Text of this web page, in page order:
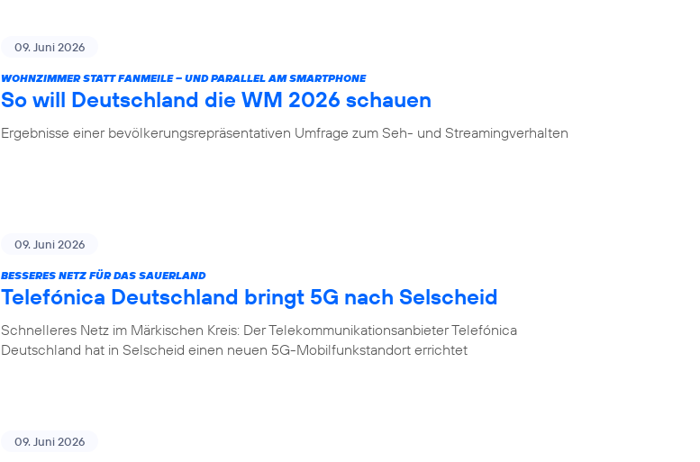
09. Juni 2026
WOHNZIMMER STATT FANMEILE – UND PARALLEL AM SMARTPHONE
So will Deutschland die WM 2026 schauen
Ergebnisse einer bevölkerungsrepräsentativen Umfrage zum Seh- und Streamingverhalten
09. Juni 2026
BESSERES NETZ FÜR DAS SAUERLAND
Telefónica Deutschland bringt 5G nach Selscheid
Schnelleres Netz im Märkischen Kreis: Der Telekommunikationsanbieter Telefónica
Deutschland hat in Selscheid einen neuen 5G-Mobilfunkstandort errichtet
09. Juni 2026